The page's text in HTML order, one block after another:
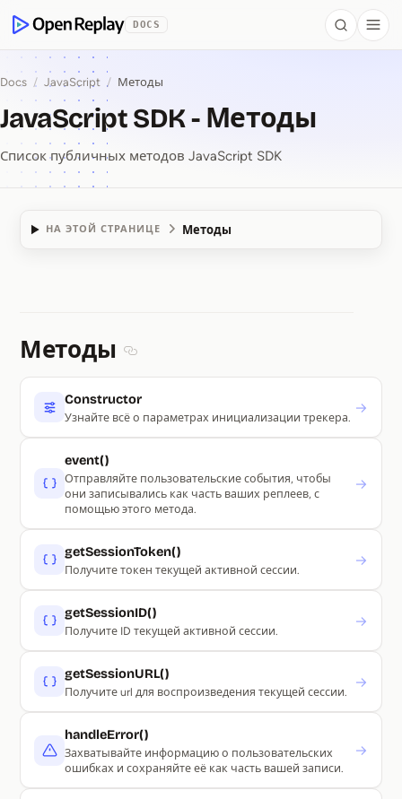
OpenReplay
DOCS Search
Docs / JavaScript / Методы
JavaScript SDK - Методы
Список публичных методов JavaScript SDK
НА ЭТОЙ СТРАНИЦЕ Методы
Методы
Constructor
Узнайте всё о параметрах инициализации трекера.
→
event()
Отправляйте пользовательские события, чтобы
они записывались как часть ваших реплеев, с
помощью этого метода.
→
getSessionToken()
Получите токен текущей активной сессии.
→
getSessionID()
Получите ID текущей активной сессии.
→
getSessionURL()
Получите url для воспроизведения текущей сессии.
→
handleError()
Захватывайте информацию о пользовательских
ошибках и сохраняйте её как часть вашей записи.
→